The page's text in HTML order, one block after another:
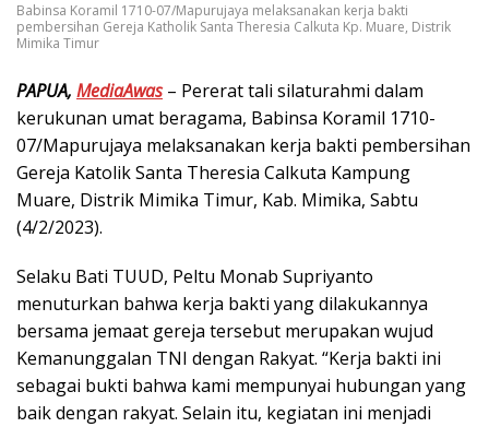
Babinsa Koramil 1710-07/Mapurujaya melaksanakan kerja bakti
pembersihan Gereja Katholik Santa Theresia Calkuta Kp. Muare, Distrik
Mimika Timur
PAPUA, MediaAwas – Pererat tali silaturahmi dalam
kerukunan umat beragama, Babinsa Koramil 1710-
07/Mapurujaya melaksanakan kerja bakti pembersihan
Gereja Katolik Santa Theresia Calkuta Kampung
Muare, Distrik Mimika Timur, Kab. Mimika, Sabtu
(4/2/2023).
Selaku Bati TUUD, Peltu Monab Supriyanto
menuturkan bahwa kerja bakti yang dilakukannya
bersama jemaat gereja tersebut merupakan wujud
Kemanunggalan TNI dengan Rakyat. “Kerja bakti ini
sebagai bukti bahwa kami mempunyai hubungan yang
baik dengan rakyat. Selain itu, kegiatan ini menjadi